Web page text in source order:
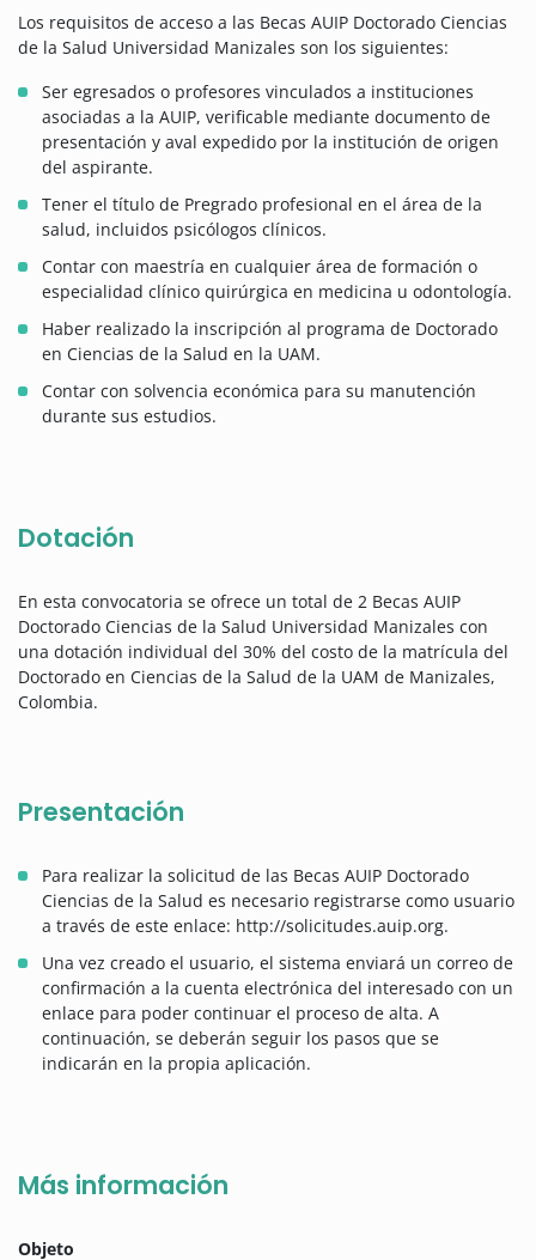
Los requisitos de acceso a las Becas AUIP Doctorado Ciencias
de la Salud Universidad Manizales son los siguientes:
Ser egresados o profesores vinculados a instituciones
asociadas a la AUIP, verificable mediante documento de
presentación y aval expedido por la institución de origen
del aspirante.
Tener el título de Pregrado profesional en el área de la
salud, incluidos psicólogos clínicos.
Contar con maestría en cualquier área de formación o
especialidad clínico quirúrgica en medicina u odontología.
Haber realizado la inscripción al programa de Doctorado
en Ciencias de la Salud en la UAM.
Contar con solvencia económica para su manutención
durante sus estudios.
Dotación
En esta convocatoria se ofrece un total de 2 Becas AUIP
Doctorado Ciencias de la Salud Universidad Manizales con
una dotación individual del 30% del costo de la matrícula del
Doctorado en Ciencias de la Salud de la UAM de Manizales,
Colombia.
Presentación
Para realizar la solicitud de las Becas AUIP Doctorado
Ciencias de la Salud es necesario registrarse como usuario
a través de este enlace: http://solicitudes.auip.org.
Una vez creado el usuario, el sistema enviará un correo de
confirmación a la cuenta electrónica del interesado con un
enlace para poder continuar el proceso de alta. A
continuación, se deberán seguir los pasos que se
indicarán en la propia aplicación.
Más información
Objeto